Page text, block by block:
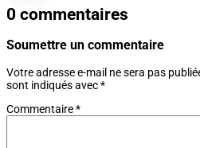
0 commentaires
Soumettre un commentaire
Votre adresse e-mail ne sera pas
sont indiqués avec*
Commentaire*